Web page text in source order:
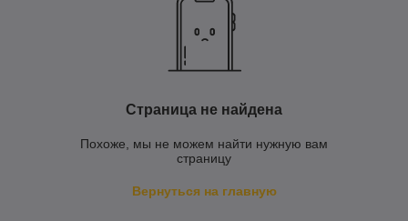
Страница не найдена
Похоже, мы не можем найти нужную вам
страницу
Вернуться на главную